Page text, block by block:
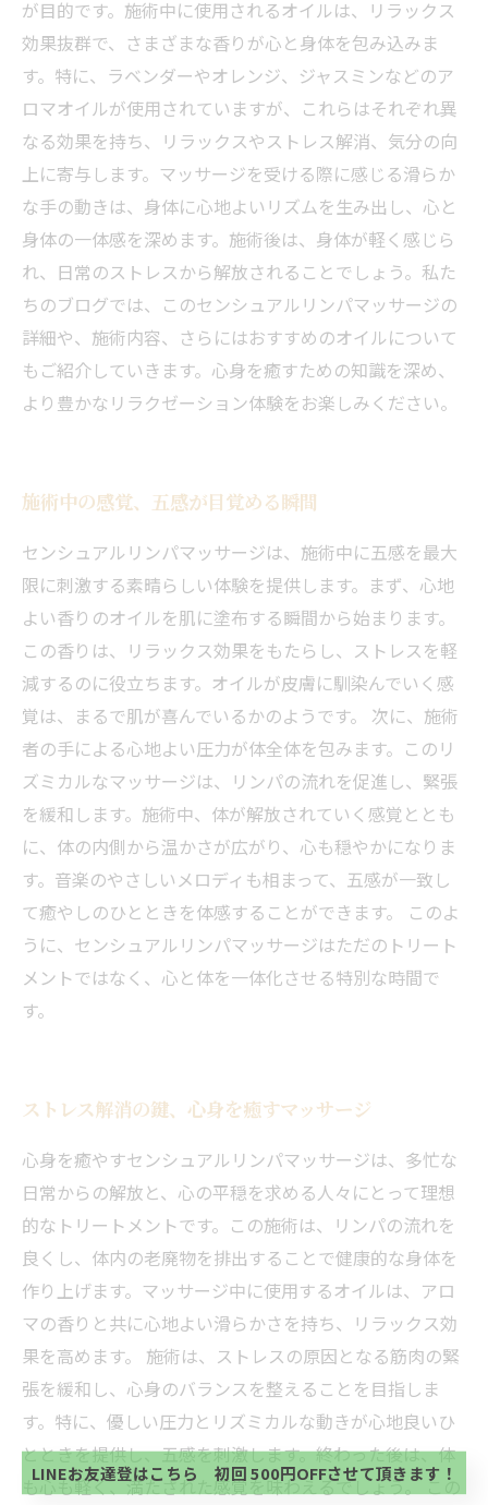
が目的です。施術中に使用されるオイルは、リラックス
効果抜群で、さまざまな香りが心と身体を包み込みま
す。特に、ラベンダーやオレンジ、ジャスミンなどのア
ロマオイルが使用されていますが、これらはそれぞれ異
なる効果を持ち、リラックスやストレス解消、気分の向
上に寄与します。マッサージを受ける際に感じる滑らか
な手の動きは、身体に心地よいリズムを生み出し、心と
身体の一体感を深めます。施術後は、身体が軽く感じら
れ、日常のストレスから解放されることでしょう。私た
ちのブログでは、このセンシュアルリンパマッサージの
詳細や、施術内容、さらにはおすすめのオイルについて
もご紹介していきます。心身を癒すための知識を深め、
より豊かなリラクゼーション体験をお楽しみください。
施術中の感覚、五感が目覚める瞬間
センシュアルリンパマッサージは、施術中に五感を最大
限に刺激する素晴らしい体験を提供します。まず、心地
よい香りのオイルを肌に塗布する瞬間から始まります。
この香りは、リラックス効果をもたらし、ストレスを軽
減するのに役立ちます。オイルが皮膚に馴染んでいく感
覚は、まるで肌が喜んでいるかのようです。 次に、施術
者の手による心地よい圧力が体全体を包みます。このリ
ズミカルなマッサージは、リンパの流れを促進し、緊張
を緩和します。施術中、体が解放されていく感覚ととも
に、体の内側から温かさが広がり、心も穏やかになりま
す。音楽のやさしいメロディも相まって、五感が一致し
て癒やしのひとときを体感することができます。 このよ
うに、センシュアルリンパマッサージはただのトリート
メントではなく、心と体を一体化させる特別な時間で
す。
ストレス解消の鍵、心身を癒すマッサージ
心身を癒やすセンシュアルリンパマッサージは、多忙な
日常からの解放と、心の平穏を求める人々にとって理想
的なトリートメントです。この施術は、リンパの流れを
良くし、体内の老廃物を排出することで健康的な身体を
作り上げます。マッサージ中に使用するオイルは、アロ
マの香りと共に心地よい滑らかさを持ち、リラックス効
果を高めます。 施術は、ストレスの原因となる筋肉の緊
張を緩和し、心身のバランスを整えることを目指しま
す。特に、優しい圧力とリズミカルな動きが心地良いひ
とときを提供し、五感を刺激します。終わった後は、体
も心も軽く、満たされた感覚を味わえるでしょう。 この
当サロンの公式LINE@にお友達登録頂いたお客様は
初回 500円OFFさせて頂きます。 既に 追加済の
方、不必要な方 お手数ですが、✖印でお閉じ下さ
い。
当サロンの公式LINE@にお友達登録頂いたお客様は
初回 500円OFFさせて頂きます。 既に 追加済の
方、不必要な方 お手数ですが、✖印でお閉じ下さ
い。
LINEお友達登はこちら 初回 500円OFFさせて頂きます！